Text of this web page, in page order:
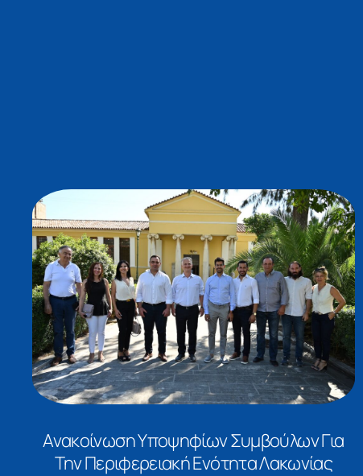
Ανακοίνωση Υποψηφίων Συμβούλων Για
Την Περιφερειακή Ενότητα Λακωνίας